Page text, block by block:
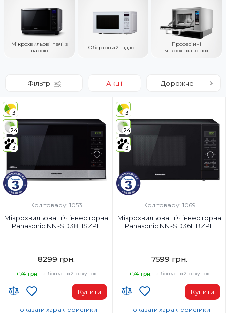
Мікрохвильові печі з
парою
Обертовий піддон
Професійні
мікрохвильовки
Фільтр Акції Дорожче
3
24
3
Код товару: 1053
Мікрохвильова піч інверторна
Panasonic NN-SD38HSZPE
8299 грн.
+74 грн. на бонусний рахунок
Купити
Показати характеристики
3
24
3
Код товару: 1069
Мікрохвильова піч інверторна
Panasonic NN-SD36HBZPE
7599 грн.
+74 грн. на бонусний рахунок
Купити
Показати характеристики